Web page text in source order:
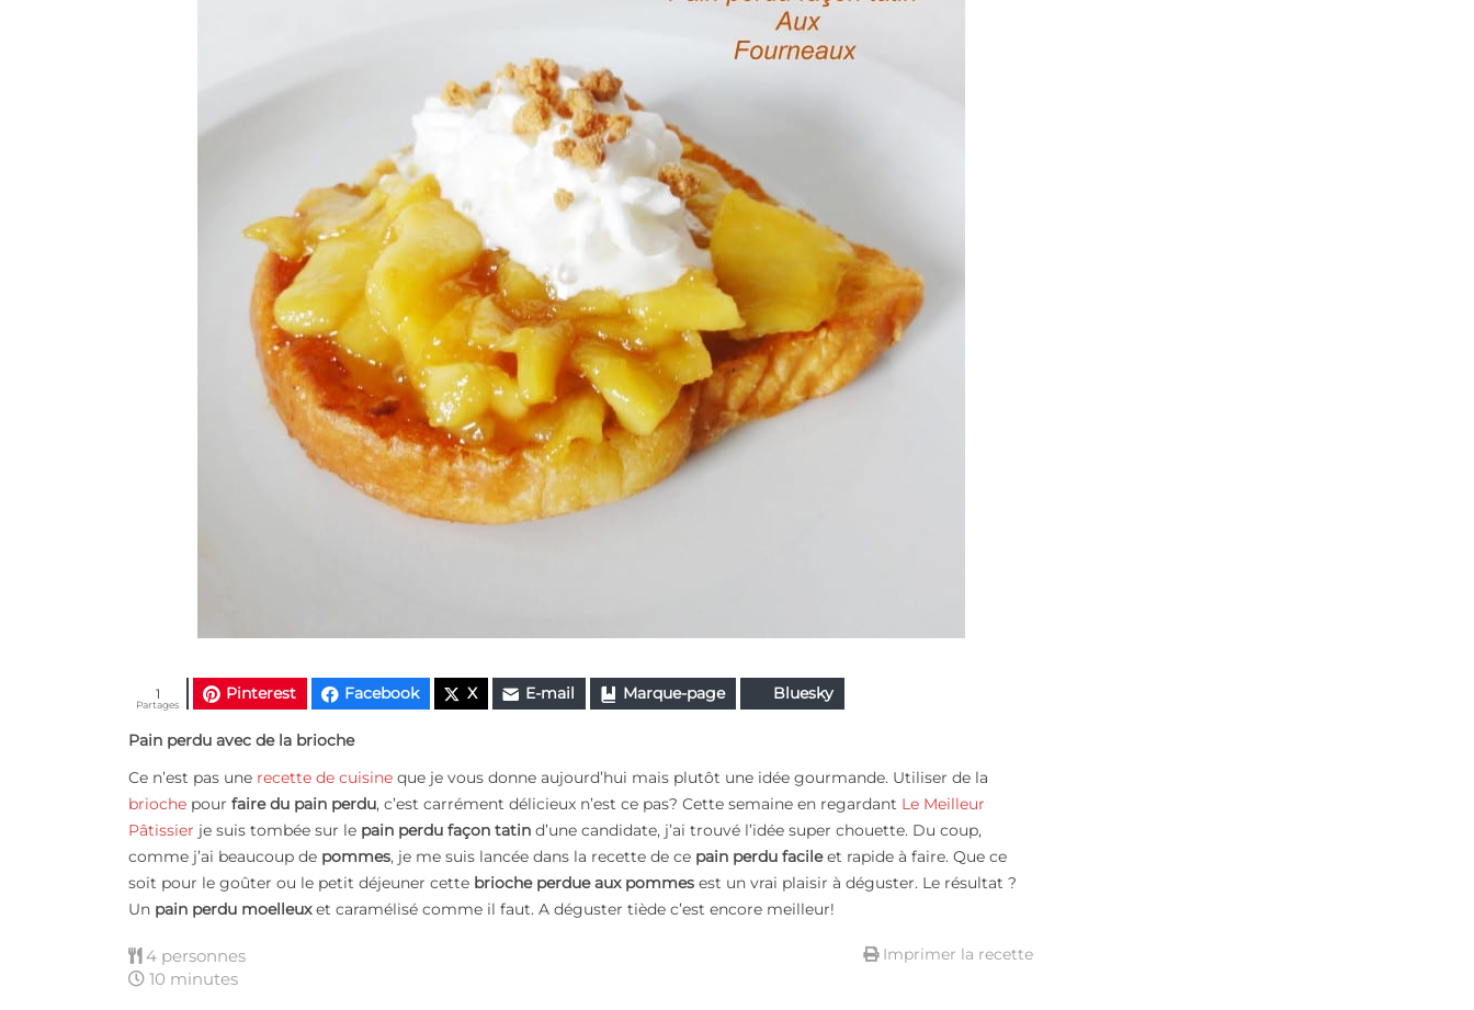
Pinterest Facebook X E-mail Marque-page Bluesky
Partages
1
Pain perdu avec de la brioche
Ce n’est pas une recette de cuisine que je vous donne aujourd’hui mais plutôt une idée gourmande. Utiliser de la
brioche pour faire du pain perdu, c’est carrément délicieux n’est ce pas? Cette semaine en regardant Le Meilleur
Pâtissier je suis tombée sur le pain perdu façon tatin d’une candidate, j’ai trouvé l’idée super chouette. Du coup,
comme j’ai beaucoup de pommes, je me suis lancée dans la recette de ce pain perdu facileet rapide à faire. Que ce
soit pour le goûter ou le petit déjeuner cette brioche perdue aux pommes est un vrai plaisir à déguster. Le résultat ?
Un pain perdu moelleuxet caramélisé comme il faut. A déguster tiède c’est encore meilleur!
4 personnes
10 minutes
Imprimer la recette